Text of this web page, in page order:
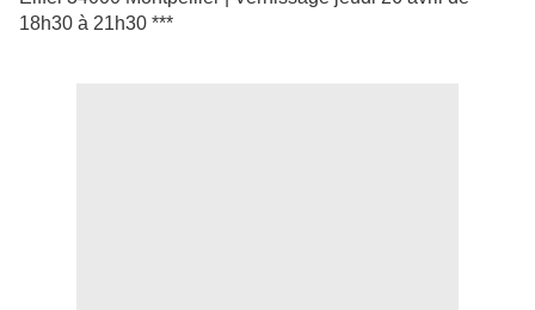
18h30 à 21h30 ***